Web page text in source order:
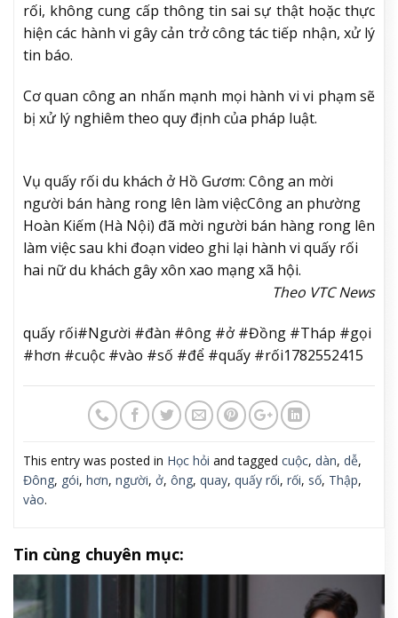
rối, không cung cấp thông tin sai sự thật hoặc thực
hiện các hành vi gây cản trở công tác tiếp nhận, xử lý
tin báo.
Cơ quan công an nhấn mạnh mọi hành vi vi phạm sẽ
bị xử lý nghiêm theo quy định của pháp luật.
Vụ quấy rối du khách ở Hồ Gươm: Công an mời
người bán hàng rong lên làm việcCông an phường
Hoàn Kiếm (Hà Nội) đã mời người bán hàng rong lên
làm việc sau khi đoạn video ghi lại hành vi quấy rối
hai nữ du khách gây xôn xao mạng xã hội.
Theo VTC News
quấy rối#Người #đàn #ông #ở #Đồng #Tháp #gọi
#hơn #cuộc #vào #số #để #quấy #rối1782552415
This entry was posted in Học hỏi and tagged cuộc, dàn, dễ,
Đông, gói, hơn, người, ở, ông, quay, quấy rối, rối, số, Thập,
vào.
Tin cùng chuyên mục: